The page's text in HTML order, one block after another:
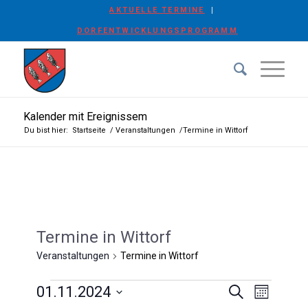
AKTUELLE TERMINE
DORFENTWICKLUNGSPROGRAMM
Kalender mit Ereignissem
Du bist hier: Startseite / Veranstaltungen /Termine in Wittorf
Termine in Wittorf
Veranstaltungen Termine in Wittorf
Veranstaltungen Suche
Monat
01.11.2024